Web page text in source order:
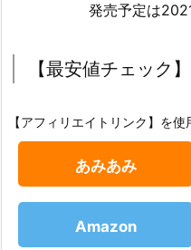
発売予定は
【最安値チェック】
【アフィリエイトリンク】を
あみあみ
Amazon